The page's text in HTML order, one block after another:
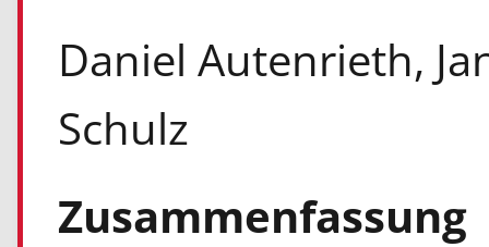
Daniel Autenrieth,
Schulz
Zusammenfassung